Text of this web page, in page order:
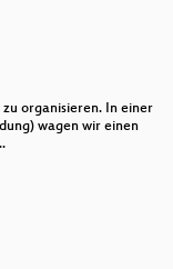
organisieren. In einer
wagen wir einen